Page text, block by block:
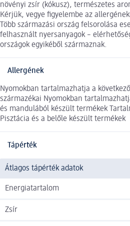
növényi zsír (kókusz), természetes
Kérjük, vegye figyelembe az
Több származási ország felsorolása
felhasznált nyersanyagok –
országok egyikéből származnak.
Allergének
Nyomokban tartalmazhatja a
származékai Nyomokban
és mandulából készült termékek
Pisztácia és a belőle készült termékek
Tápérték
Átlagos tápérték adatok
Energiatartalom
Zsír